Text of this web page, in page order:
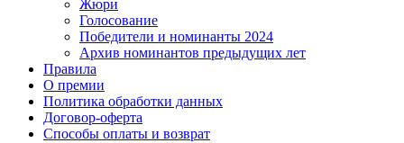
Жюри
Голосование
Победители и номинанты 2024
Архив номинантов предыдущих лет
Правила
О премии
Политика обработки данных
Договор-оферта
Способы оплаты и возврат